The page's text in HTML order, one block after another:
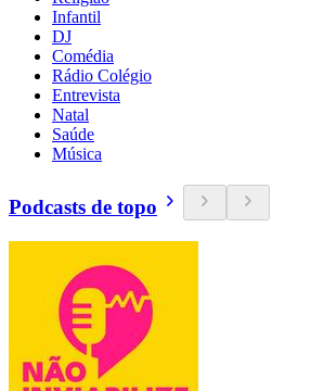
Infantil
DJ
Comédia
Rádio Colégio
Entrevista
Natal
Saúde
Música
Podcasts de topo